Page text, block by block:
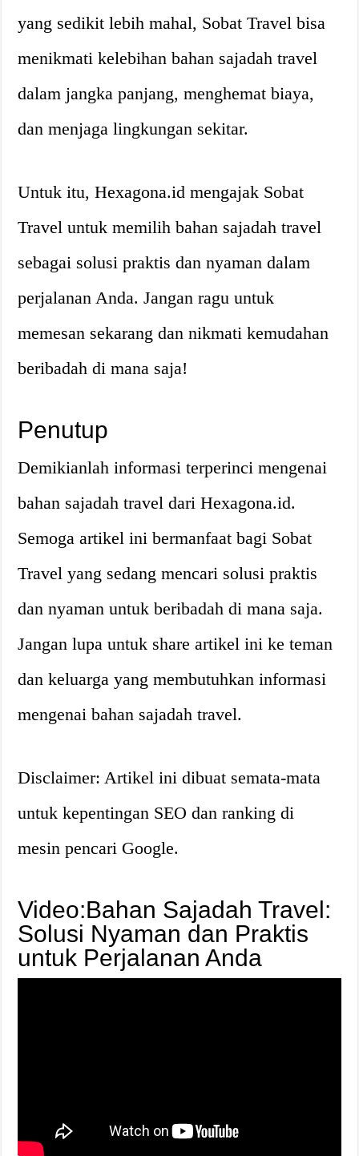
yang sedikit lebih mahal, Sobat Travel bisa
menikmati kelebihan bahan sajadah travel
dalam jangka panjang, menghemat biaya,
dan menjaga lingkungan sekitar.
Untuk itu, Hexagona.id mengajak Sobat
Travel untuk memilih bahan sajadah travel
sebagai solusi praktis dan nyaman dalam
perjalanan Anda. Jangan ragu untuk
memesan sekarang dan nikmati kemudahan
beribadah di mana saja!
Penutup
Demikianlah informasi terperinci mengenai
bahan sajadah travel dari Hexagona.id.
Semoga artikel ini bermanfaat bagi Sobat
Travel yang sedang mencari solusi praktis
dan nyaman untuk beribadah di mana saja.
Jangan lupa untuk share artikel ini ke teman
dan keluarga yang membutuhkan informasi
mengenai bahan sajadah travel.
Disclaimer: Artikel ini dibuat semata-mata
untuk kepentingan SEO dan ranking di
mesin pencari Google.
Video:Bahan Sajadah Travel:
Solusi Nyaman dan Praktis
untuk Perjalanan Anda